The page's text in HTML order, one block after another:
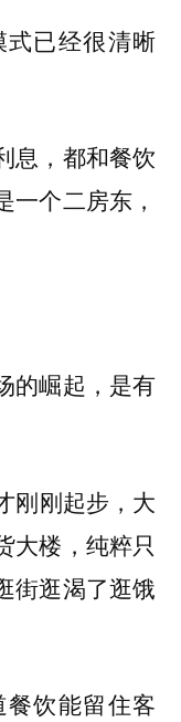
已经很清晰
息，都和餐饮
个二房东，
的崛起，是有
刚刚起步，大
大楼，纯粹只
街逛渴了逛饿
饮能留住客